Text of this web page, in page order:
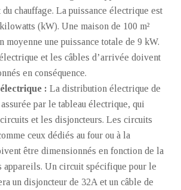
chauffage. La puissance électrique est
(kW). Une maison de 100 m²
moyenne une puissance totale de 9 kW.
et les câbles d’arrivée doivent
en conséquence.
: La distribution électrique de
par le tableau électrique, qui
et les disjoncteurs. Les circuits
ceux dédiés au four ou à la
être dimensionnés en fonction de la
appareils. Un circuit spécifique pour le
un disjoncteur de 32A et un câble de